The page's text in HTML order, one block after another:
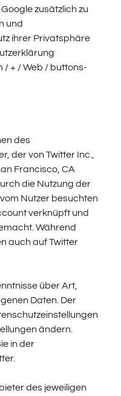
zusätzlich zu
und
ihrer Privatsphäre
/ + / Web / buttons-
des
der von Twitter Inc.,
Francisco, CA
die Nutzung der
Nutzer besuchten
verknüpft und
Während
auch auf Twitter
über Art,
Daten. Der
ändern.
in der
des jeweiligen